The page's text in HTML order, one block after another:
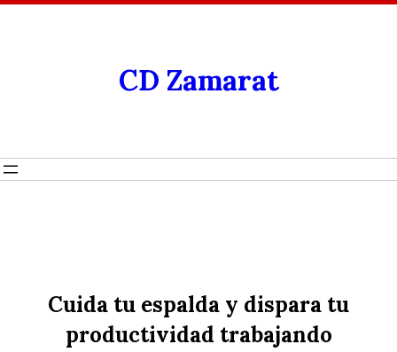
CD Zamarat
Cuida tu espalda y dispara tu
productividad trabajando